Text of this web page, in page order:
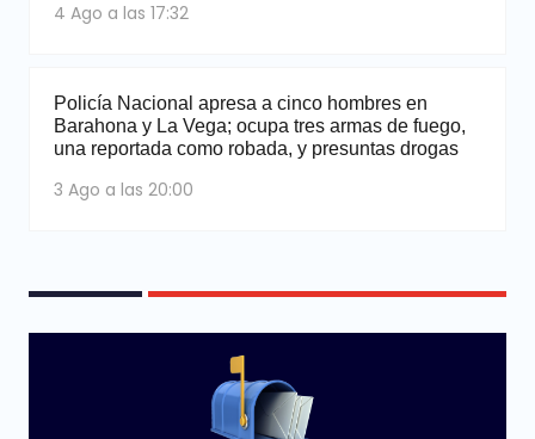
4 Ago a las 17:32
Policía Nacional apresa a cinco hombres en
Barahona y La Vega; ocupa tres armas de fuego,
una reportada como robada, y presuntas drogas
3 Ago a las 20:00